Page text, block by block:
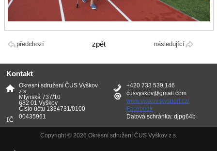
předchozí následující
zpět
Kontakt
Okresní sdružení ČUS Vyškov
z.s.
Mlýnská 737/10
682 01 Vyškov
Číslo účtu 1334731/0100
00435961
+420 733 539 146
cusvyskov@gmail.com
www.vyskovskysport.cz/
Facebook
Datová schránka: djpg64b
Copyright © 2026 Okresní sdružení ČUS Vyškov z.s.